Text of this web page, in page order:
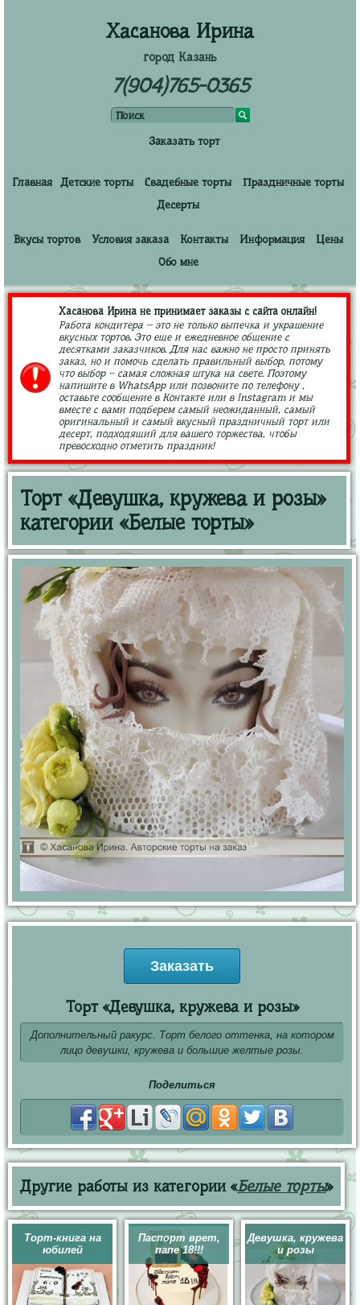
Хасанова Ирина
город Казань
7(904)765-0365
Заказать торт
Главная Детские торты Свадебные торты
Праздничные торты
Десерты
Вкусы тортов Условия заказа Контакты Информация
Цены
Обо мне
Хасанова Ирина не принимает заказы с сайта онлайн!
Работа кондитера – это не только выпечка и украшение
вкусных тортов. Это еще и ежедневное общение с
десятками заказчиков. Для нас важно не просто принять
заказ, но и помочь сделать правильный выбор, потому
что выбор – самая сложная штука на свете. Поэтому
напишите в WhatsApp или позвоните по телефону ,
оставьте сообщение в Контакте или в Instagram и мы
вместе с вами подберем самый неожиданный, самый
оригинальный и самый вкусный праздничный торт или
десерт, подходящий для вашего торжества, чтобы
превосходно отметить праздник!
Торт «Девушка, кружева и розы»
категории «Белые торты»
Заказать
Торт «Девушка, кружева и розы»
Дополнительный ракурс. Торт белого оттенка, на котором
лицо девушки, кружева и большие желтые розы.
Поделиться
Другие работы из категории «Белые торты»
Торт-книга на
юбилей
Паспорт врет,
папе 18!!!
Девушка, кружева
и розы